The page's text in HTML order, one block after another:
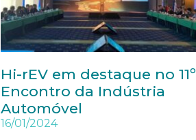
Hi-rEV em destaque no 11º
Encontro da Indústria
Automóvel
16/01/2024